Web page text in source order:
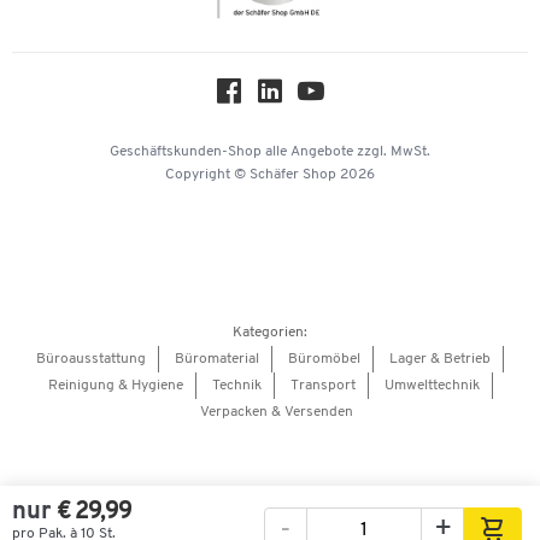
nur € 29,99
pro Pak. à 10 St. - +
Geschäftskunden-Shop alle Angebote zzgl. MwSt.
Copyright © Schäfer Shop 2026
Kategorien:
Büroausstattung
Büromaterial Büromöbel
Lager & Betrieb
Reinigung & Hygiene
Technik Transport
Umwelttechnik
Verpacken & Versenden